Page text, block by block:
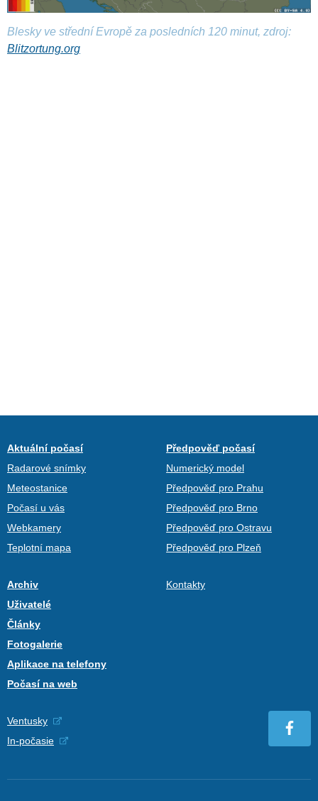
Blesky ve střední Evropě za posledních 120 minut, zdroj:
Blitzortung.org
Aktuální počasí
Radarové snímky
Meteostanice
Počasí u vás
Webkamery
Teplotní mapa
Předpověď počasí
Numerický model
Předpověď pro Prahu
Předpověď pro Brno
Předpověď pro Ostravu
Předpověď pro Plzeň
Archiv
Uživatelé
Články
Fotogalerie
Aplikace na telefony
Počasí na web
Kontakty
Ventusky
In-počasie